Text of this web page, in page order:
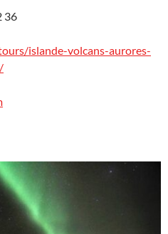
36
islande-volcans-aurores-